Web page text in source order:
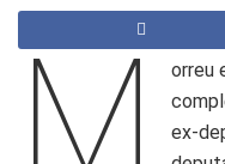
M
orreu
ex-